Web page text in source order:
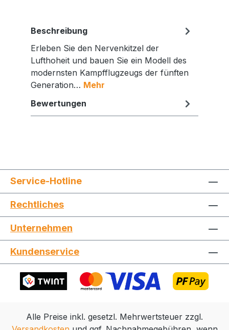
Whatsapp
Beschreibung
Erleben Sie den Nervenkitzel der
Lufthoheit und bauen Sie ein Modell des
modernsten Kampfflugzeugs der fünften
Generation… Mehr
Bewertungen
Service-Hotline
Rechtliches
Unternehmen
Kundenservice
Alle Preise inkl. gesetzl. Mehrwertsteuer zzgl.